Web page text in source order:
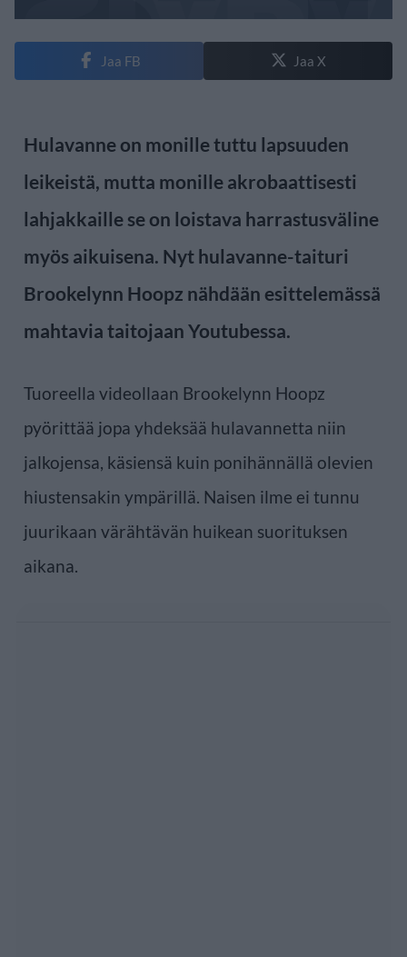
Jaa FB Jaa X
Hulavanne on monille tuttu lapsuuden
leikeistä, mutta monille akrobaattisesti
lahjakkaille se on loistava harrastusväline
myös aikuisena. Nyt hulavanne-taituri
Brookelynn Hoopz nähdään esittelemässä
mahtavia taitojaan Youtubessa.
Tuoreella videollaan Brookelynn Hoopz
pyörittää jopa yhdeksää hulavannetta niin
jalkojensa, käsiensä kuin ponihännällä olevien
hiustensakin ympärillä. Naisen ilme ei tunnu
juurikaan värähtävän huikean suorituksen
aikana.